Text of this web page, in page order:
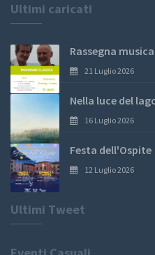
Ultimi caricati
Rassegna
21 Luglio 2026
Nella luce del
16 Luglio 2026
Festa dell'Ospite
12 Luglio 2026
Ultimi Tweet